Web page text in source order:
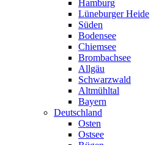
Hamburg
Lüneburger Heide
Süden
Bodensee
Chiemsee
Brombachsee
Allgäu
Schwarzwald
Altmühltal
Bayern
Deutschland
Osten
Ostsee